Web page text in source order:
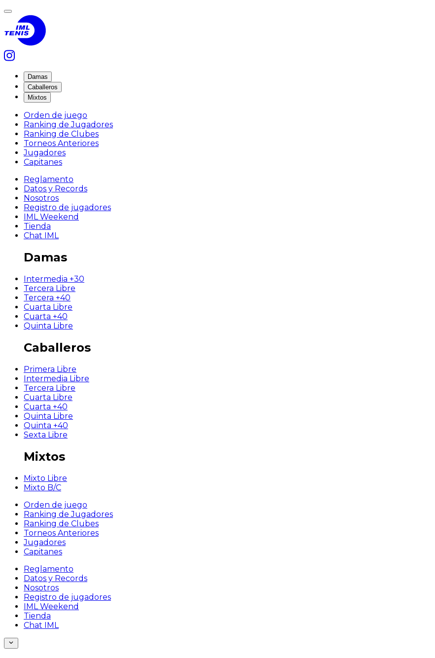
Damas
Caballeros
Mixtos
Orden de juego
Ranking de Jugadores
Ranking de Clubes
Torneos Anteriores
Jugadores
Capitanes
Reglamento
Datos y Records
Nosotros
Registro de jugadores
IML Weekend
Tienda
Chat IML
Damas
Intermedia +30
Tercera Libre
Tercera +40
Cuarta Libre
Cuarta +40
Quinta Libre
Caballeros
Primera Libre
Intermedia Libre
Tercera Libre
Cuarta Libre
Cuarta +40
Quinta Libre
Quinta +40
Sexta Libre
Mixtos
Mixto Libre
Mixto B/C
Orden de juego
Ranking de Jugadores
Ranking de Clubes
Torneos Anteriores
Jugadores
Capitanes
Reglamento
Datos y Records
Nosotros
Registro de jugadores
IML Weekend
Tienda
Chat IML